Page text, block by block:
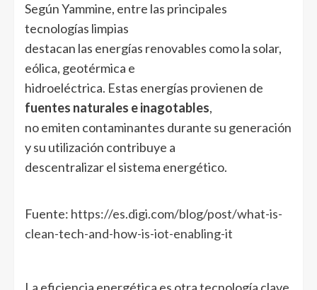
Según Yammine, entre las principales
tecnologías limpias
destacan las energías renovables como la solar,
eólica, geotérmica e
hidroeléctrica. Estas energías provienen de
fuentes naturales e inagotables,
no emiten contaminantes durante su generación
y su utilización contribuye a
descentralizar el sistema energético.
Fuente: https://es.digi.com/blog/post/what-is-
clean-tech-and-how-is-iot-enabling-it